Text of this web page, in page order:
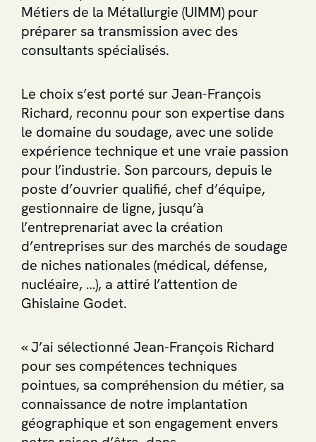
Métiers de la Métallurgie (UIMM) pour
préparer sa transmission avec des
consultants spécialisés.
Le choix s’est porté sur Jean-François
Richard, reconnu pour son expertise dans
le domaine du soudage, avec une solide
expérience technique et une vraie passion
pour l’industrie. Son parcours, depuis le
poste d’ouvrier qualifié, chef d’équipe,
gestionnaire de ligne, jusqu’à
l’entreprenariat avec la création
d’entreprises sur des marchés de soudage
de niches nationales (médical, défense,
nucléaire, …), a attiré l’attention de
Ghislaine Godet.
« J’ai sélectionné Jean-François Richard
pour ses compétences techniques
pointues, sa compréhension du métier, sa
connaissance de notre implantation
géographique et son engagement envers